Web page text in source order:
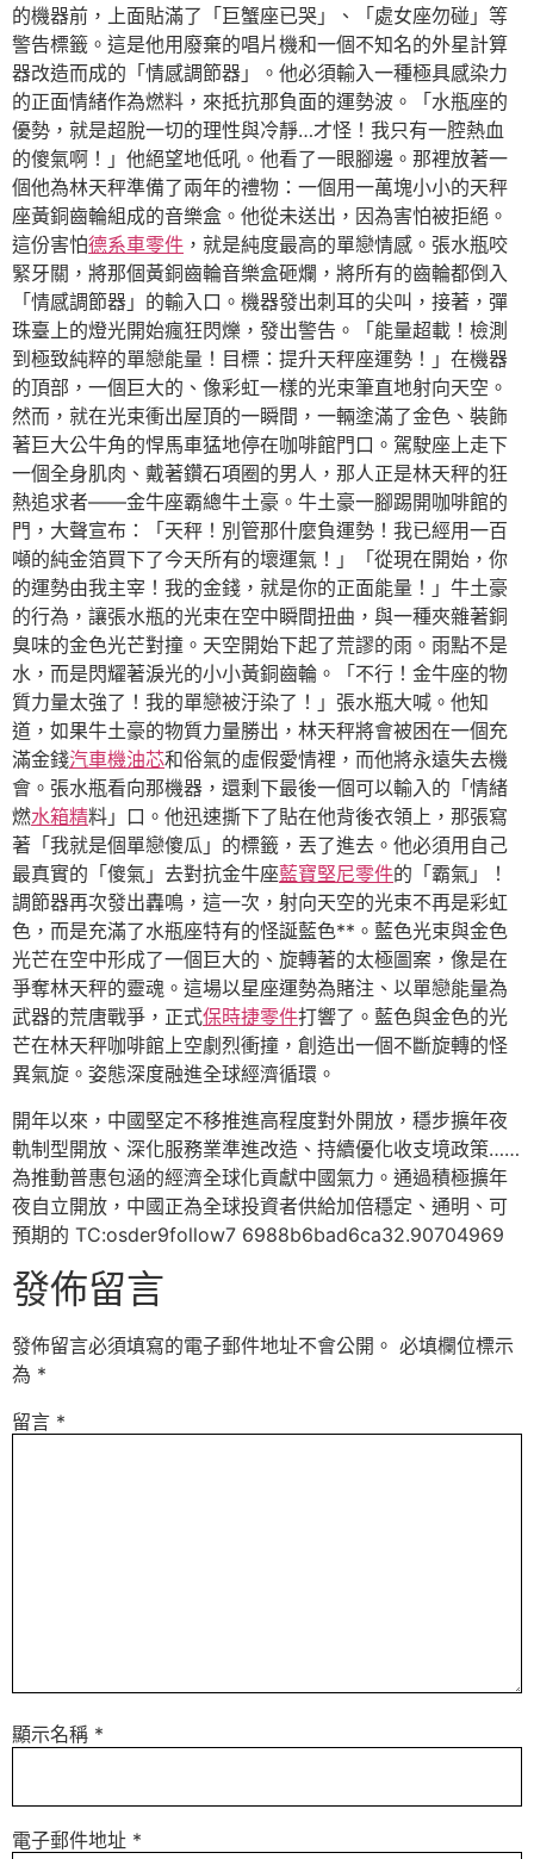
的機器前，上面貼滿了「巨蟹座已哭」、「處女座勿碰」等
警告標籤。這是他用廢棄的唱片機和一個不知名的外星計算
器改造而成的「情感調節器」。他必須輸入一種極具感染力
的正面情緒作為燃料，來抵抗那負面的運勢波。「水瓶座的
優勢，就是超脫一切的理性與冷靜…才怪！我只有一腔熱血
的傻氣啊！」他絕望地低吼。他看了一眼腳邊。那裡放著一
個他為林天秤準備了兩年的禮物：一個用一萬塊小小的天秤
座黃銅齒輪組成的音樂盒。他從未送出，因為害怕被拒絕。
這份害怕德系車零件 ，就是純度最高的單戀情感。張水瓶咬
緊牙關，將那個黃銅齒輪音樂盒砸爛，將所有的齒輪都倒入
「情感調節器」的輸入口。機器發出刺耳的尖叫，接著，彈
珠臺上的燈光開始瘋狂閃爍，發出警告。「能量超載！檢測
到極致純粹的單戀能量！目標：提升天秤座運勢！」在機器
的頂部，一個巨大的、像彩虹一樣的光束筆直地射向天空。
然而，就在光束衝出屋頂的一瞬間，一輛塗滿了金色、裝飾
著巨大公牛角的悍馬車猛地停在咖啡館門口。駕駛座上走下
一個全身肌肉、戴著鑽石項圈的男人，那人正是林天秤的狂
熱追求者——金牛座霸總牛土豪。牛土豪一腳踢開咖啡館的
門，大聲宣布：「天秤！別管那什麼負運勢！我已經用一百
噸的純金箔買下了今天所有的壞運氣！」「從現在開始，你
的運勢由我主宰！我的金錢，就是你的正面能量！」牛土豪
的行為，讓張水瓶的光束在空中瞬間扭曲，與一種夾雜著銅
臭味的金色光芒對撞。天空開始下起了荒謬的雨。雨點不是
水，而是閃耀著淚光的小小黃銅齒輪。「不行！金牛座的物
質力量太強了！我的單戀被汙染了！」張水瓶大喊。他知
道，如果牛土豪的物質力量勝出，林天秤將會被困在一個充
滿金錢汽車機油芯和俗氣的虛假愛情裡，而他將永遠失去機
會。張水瓶看向那機器，還剩下最後一個可以輸入的「情緒
燃水箱精料」口。他迅速撕下了貼在他背後衣領上，那張寫
著「我就是個單戀傻瓜」的標籤，丟了進去。他必須用自己
最真實的「傻氣」去對抗金牛座藍寶堅尼零件的「霸氣」！
調節器再次發出轟鳴，這一次，射向天空的光束不再是彩虹
色，而是充滿了水瓶座特有的怪誕藍色**。藍色光束與金色
光芒在空中形成了一個巨大的、旋轉著的太極圖案，像是在
爭奪林天秤的靈魂。這場以星座運勢為賭注、以單戀能量為
武器的荒唐戰爭，正式保時捷零件打響了。藍色與金色的光
芒在林天秤咖啡館上空劇烈衝撞，創造出一個不斷旋轉的怪
異氣旋。姿態深度融進全球經濟循環。
開年以來，中國堅定不移推進高程度對外開放，穩步擴年夜
軌制型開放、深化服務業準進改造、持續優化收支境政策……
為推動普惠包涵的經濟全球化貢獻中國氣力。通過積極擴年
夜自立開放，中國正為全球投資者供給加倍穩定、通明、可
預期的 TC:osder9follow7 6988b6bad6ca32.90704969
發佈留言
發佈留言必須填寫的電子郵件地址不會公開。 必填欄位標示
為 *
留言 *
顯示名稱 *
電子郵件地址 *